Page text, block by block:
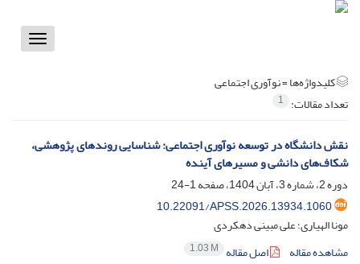
Toggle
کلیدواژه‌ها =نوآوری اجتماعی
تعداد مقالات: 1
نقش دانشگاه در توسعه نوآوری اجتماعی: شناسایی روندهای پژوهشی،
شکاف‌های دانشی و مسیرهای آینده
دوره 2، شماره 3، آبان 1404، صفحه
1-24
10.22091/APSS.2026.13934.1060
مونا الهیاری؛ علی مبینی دهکردی
مشاهده مقاله
اصل مقاله 1.03 M